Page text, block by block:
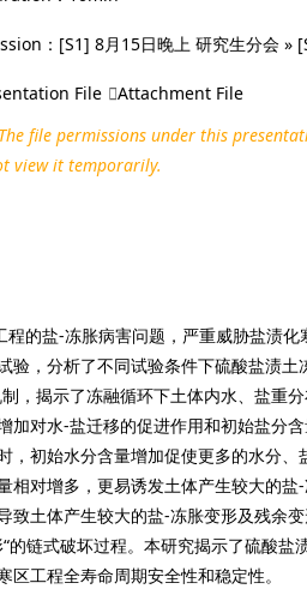
：[S1] 8月15日晚上 研究生分会 »
File
Attachment File
file permissions under this
view it temporarily.
的盐-冻胀病害问题，严重威胁盐渍
验，分析了不同试验条件下硫酸盐渍
，揭示了冻融循环下土体内水、盐重
对水-盐迁移的促进作用和初始盐分
初始水分含量增加促使更多的水分
对增多，更易诱发土体产生较大的
致土体产生较大的盐-冻胀变形及残余
的链式破坏过程。本研究揭示了硫酸
工程全寿命周期安全性和稳定性。